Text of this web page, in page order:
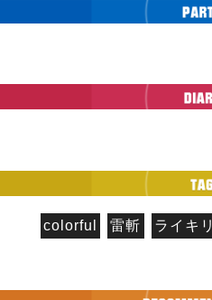
colorful 雷斬 ライキリ